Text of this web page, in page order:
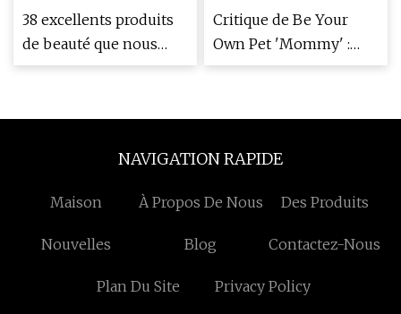
38 excellents produits
de beauté que nous
avons trouvés en
Critique de Be Your
Own Pet 'Mommy' :
posture rock'n'roll
NAVIGATION RAPIDE
Maison À Propos De Nous Des Produits
Nouvelles Blog Contactez-Nous
Plan Du Site Privacy Policy